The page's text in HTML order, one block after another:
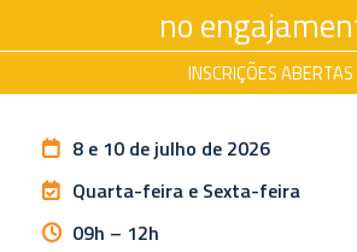
no
INSCRIÇÕES ABERTAS
8 e 10 de julho de 2026
Quarta-feira e Sexta-feira
09h – 12h